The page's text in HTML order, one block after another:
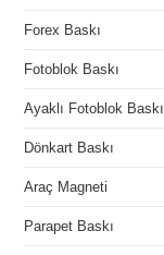
Forex Baskı
Fotoblok Baskı
Ayaklı Fotoblok Baskı
Dönkart Baskı
Araç Magneti
Parapet Baskı